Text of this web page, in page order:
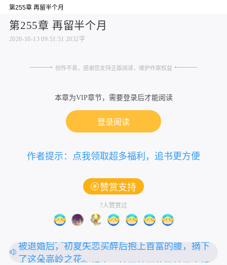
第255章 再留半个月
第255章 再留半个月
2020-10-13 09:51:51 2032字
创作不易，感谢您支持正版阅读，维护作家权益
本章为VIP章节，需要登录后才能阅读
登录阅读
作者提示：点我领取超多福利，追书更方便
赞赏支持
7人赞赏过
一朝穿越，醒来就被塞入花轿，送去给个身中奇
被退婚后，初夏失恋买醉后抱上首富的腰，摘下
了这朵高岭之花。